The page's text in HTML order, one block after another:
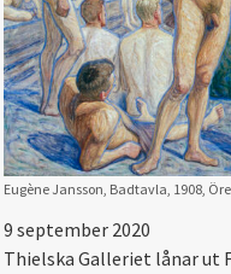
Eugène Jansson, Badtavla, 1908,
9 september 2020
Thielska Galleriet lånar ut